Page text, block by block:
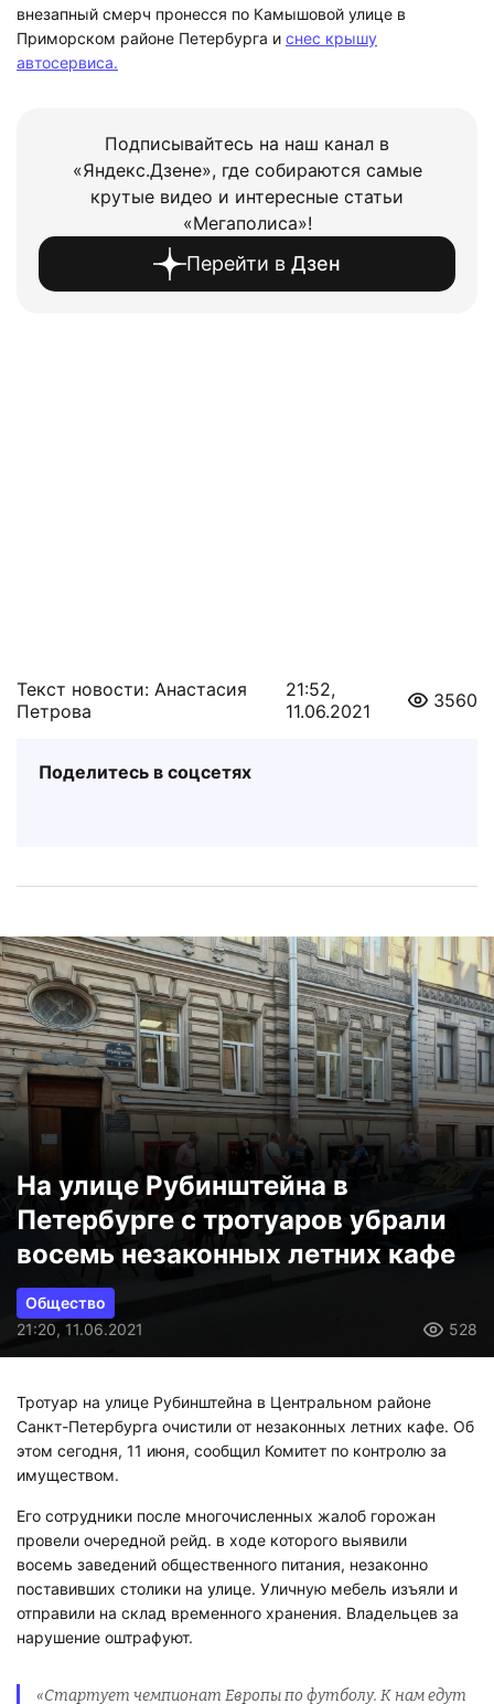
внезапный смерч пронесся по Камышовой улице в
Приморском районе Петербурга и снес крышу
автосервиса.
Подписывайтесь на наш канал в
«Яндекс.Дзене», где собираются самые
крутые видео и интересные статьи
«Мегаполиса»!
Перейти в Дзен
Текст новости: Анастасия
Петрова
21:52,
11.06.2021
3560
Поделитесь в соцсетях
На улице Рубинштейна в
Петербурге с тротуаров убрали
восемь незаконных летних кафе
Общество
21:20, 11.06.2021
528
Тротуар на улице Рубинштейна в Центральном районе
Санкт-Петербурга очистили от незаконных летних кафе. Об
этом сегодня, 11 июня, сообщил Комитет по контролю за
имуществом.
Его сотрудники после многочисленных жалоб горожан
провели очередной рейд. в ходе которого выявили
восемь заведений общественного питания, незаконно
поставивших столики на улице. Уличную мебель изъяли и
отправили на склад временного хранения. Владельцев за
нарушение оштрафуют.
«Стартует чемпионат Европы по футболу. К нам едут